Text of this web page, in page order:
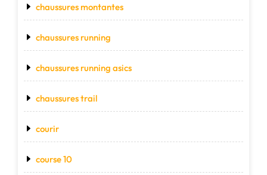
chaussures montantes
chaussures running
chaussures running asics
chaussures trail
courir
course 10